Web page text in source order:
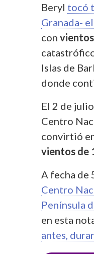
Beryl tocó
Granada-
con
Islas de
donde
El 2 de
Centro
convirtió
vientos de
A fecha de
Centro
Península
en esta
antes,